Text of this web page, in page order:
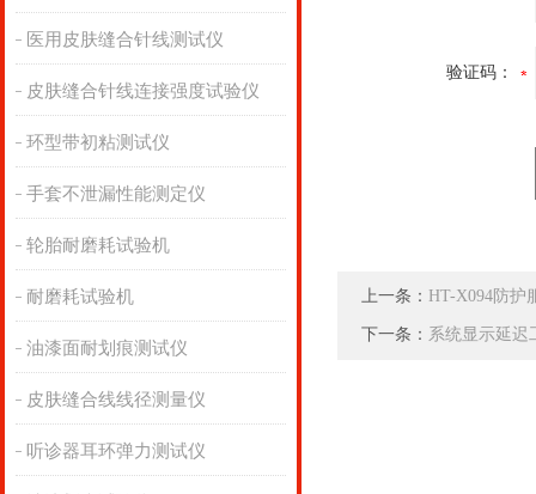
医用皮肤缝合针线测试仪
皮肤缝合针线连接强度试验仪
环型带初粘测试仪
手套不泄漏性能测定仪
轮胎耐磨耗试验机
耐磨耗试验机
油漆面耐划痕测试仪
皮肤缝合线线径测量仪
听诊器耳环弹力测试仪
验证码：
上一条： HT-X094防护
下一条： 系统显示延迟